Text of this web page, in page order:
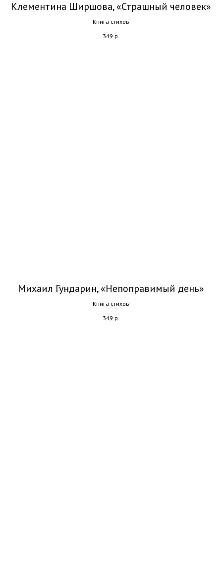
Клементина Ширшова, «Страшный человек»
Книга стихов
349 р.
Михаил Гундарин, «Непоправимый день»
Книга стихов
349 р.